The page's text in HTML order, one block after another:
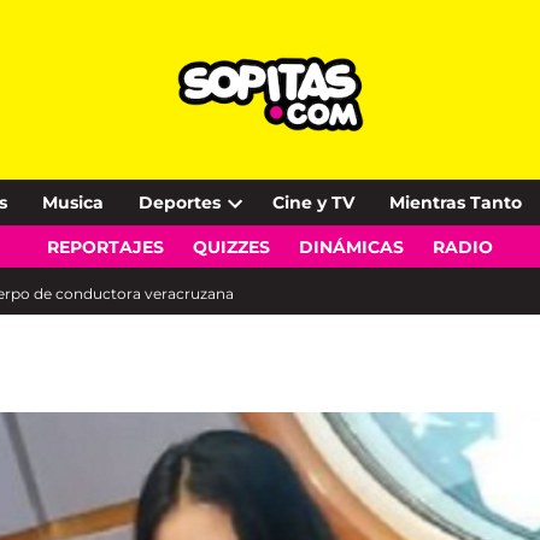
Musica Deportes
Open
dropdown
Cine y TV Mientras Tanto
REPORTAJES QUIZZES DINÁMICAS RADIO
de conductora veracruzana